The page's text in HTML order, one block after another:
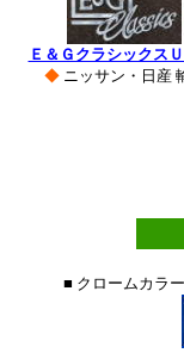
Ｅ＆Ｇクラシックス
◆ニッサン・日産
■ クロームカラ